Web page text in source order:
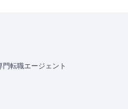
転職エージェント